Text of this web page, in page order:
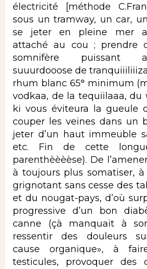
électricité [méthode
sous un tramway, un car,
se jeter en pleine mer
attaché au cou ; prendre
somnifère puissant
suuurdooose de
rhum blanc 65° minimum
vodkaa, de la tequiilaaa, du
ki vous éviteura la gueule
couper les veines dans un
jeter d’un haut immeuble
etc. Fin de cette
parenthèèèèse). De
à toujours plus somatiser,
grignotant sans cesse des
et du nougat-pays, d’où
progressive d’un bon
canne (çà manquait à
ressentir des douleurs
cause organique», à
testicules, provoquer des